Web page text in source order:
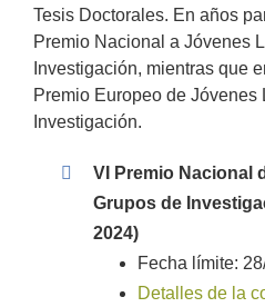
Tesis Doctorales. En años
Premio Nacional a Jóvenes
Investigación, mientras que
Premio Europeo de Jóvenes
Investigación.
VI Premio Nacional
Grupos de
2024)
Fecha límite:
Detalles de la